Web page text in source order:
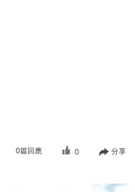
0篇回應 0 分享